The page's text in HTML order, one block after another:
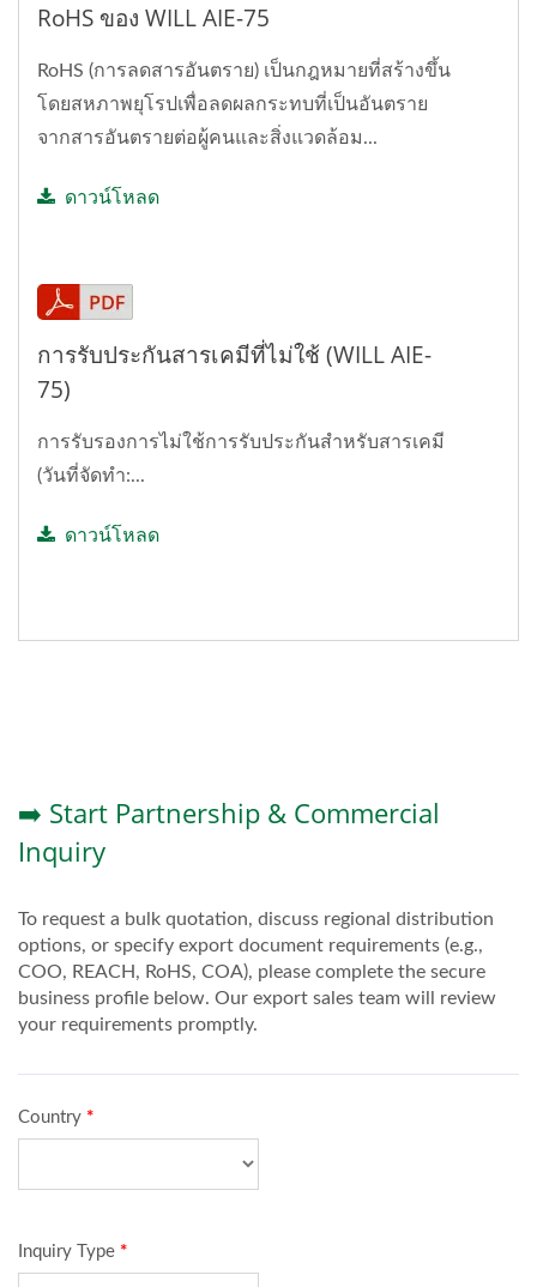
RoHS ของ WILL AIE-75
RoHS (การลดสารอันตราย) เป็นกฎหมายที่สร้างขึ้น
โดยสหภาพยุโรปเพื่อลดผลกระทบที่เป็นอันตราย
จากสารอันตรายต่อผู้คนและสิ่งแวดล้อม...
ดาวน์โหลด
การรับประกันสารเคมีที่ไม่ใช้ (WILL AIE-
75)
การรับรองการไม่ใช้การรับประกันสำหรับสารเคมี
(วันที่จัดทำ:...
ดาวน์โหลด